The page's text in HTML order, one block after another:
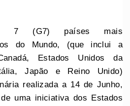
7 (G7) países mais
do Mundo, (que inclui a
Estados Unidos da
Japão e Reino Unido)
realizada a 14 de Junho,
uma iniciativa dos Estados